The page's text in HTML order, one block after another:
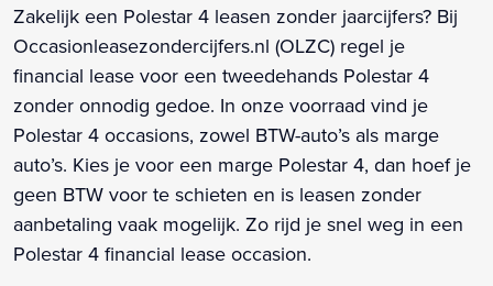
Zakelijk een Polestar 4 leasen zonder jaarcijfers? Bij
Occasionleasezondercijfers.nl (OLZC) regel je
financial lease voor een tweedehands Polestar 4
zonder onnodig gedoe. In onze voorraad vind je
Polestar 4 occasions, zowel BTW-auto’s als marge
auto’s. Kies je voor een marge Polestar 4, dan hoef je
geen BTW voor te schieten en is leasen zonder
aanbetaling vaak mogelijk. Zo rijd je snel weg in een
Polestar 4 financial lease occasion.